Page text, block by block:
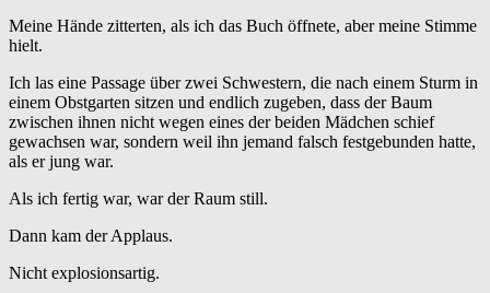
Meine Hände zitterten, als ich das Buch öffnete, aber meine Stimme
hielt.
Ich las eine Passage über zwei Schwestern, die nach einem Sturm in
einem Obstgarten sitzen und endlich zugeben, dass der Baum
zwischen ihnen nicht wegen eines der beiden Mädchen schief
gewachsen war, sondern weil ihn jemand falsch festgebunden hatte,
als er jung war.
Als ich fertig war, war der Raum still.
Dann kam der Applaus.
Nicht explosionsartig.